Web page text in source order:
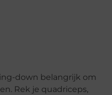
down belangrijk om
Rek je quadriceps,